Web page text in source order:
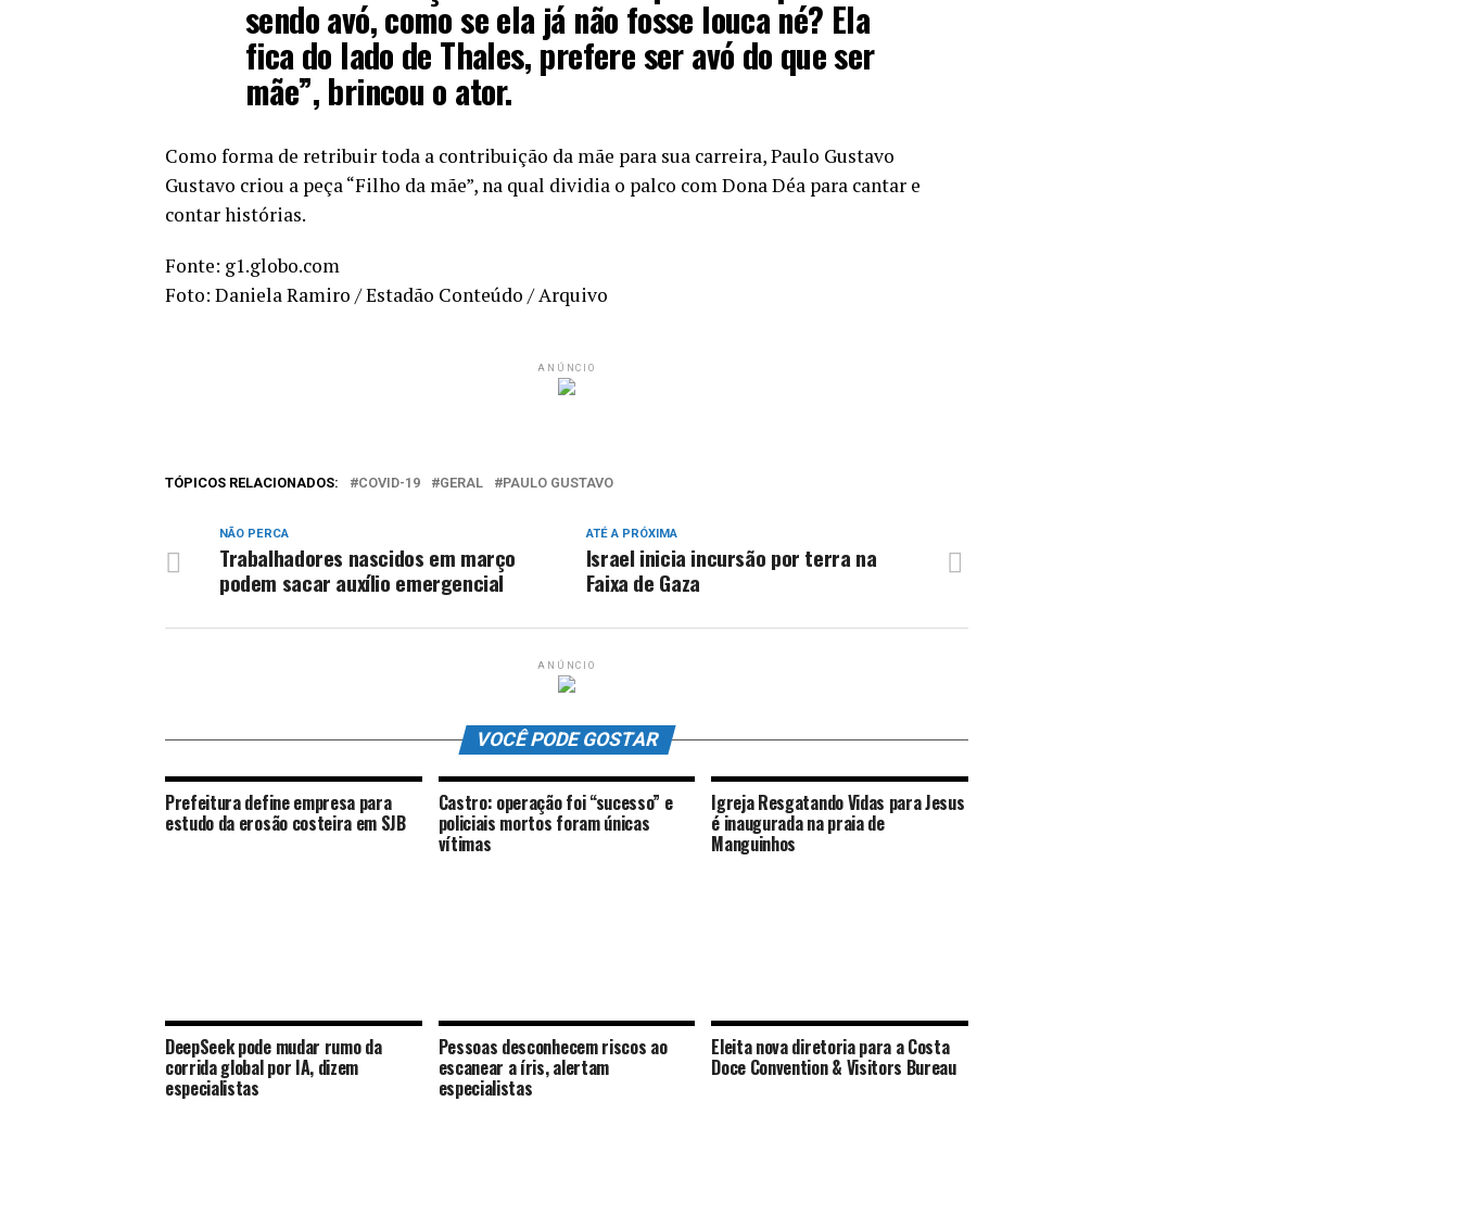
sendo avó, como se ela já não fosse louca né? Ela
fica do lado de Thales, prefere ser avó do que ser
mãe”, brincou o ator.
Como forma de retribuir toda a contribuição da mãe para sua carreira, Paulo Gustavo
Gustavo criou a peça “Filho da mãe”, na qual dividia o palco com Dona Déa para cantar e
contar histórias.
Fonte: g1.globo.com
Foto: Daniela Ramiro / Estadão Conteúdo / Arquivo
ANÚNCIO
TÓPICOS RELACIONADOS: COVID-19 GERAL PAULO GUSTAVO
ATÉ A PRÓXIMA
Israel inicia incursão por terra na
Faixa de Gaza
NÃO PERCA
Trabalhadores nascidos em março
podem sacar auxílio emergencial
ANÚNCIO
VOCÊ PODE GOSTAR
Prefeitura define empresa para
estudo da erosão costeira em SJB
Castro: operação foi “sucesso” e
policiais mortos foram únicas
vítimas
Igreja Resgatando Vidas para Jesus
é inaugurada na praia de
Manguinhos
DeepSeek pode mudar rumo da
corrida global por IA, dizem
especialistas
Pessoas desconhecem riscos ao
escanear a íris, alertam
especialistas
Eleita nova diretoria para a Costa
Doce Convention & Visitors Bureau